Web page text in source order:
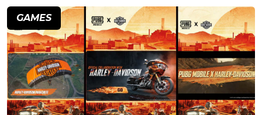
GAMES